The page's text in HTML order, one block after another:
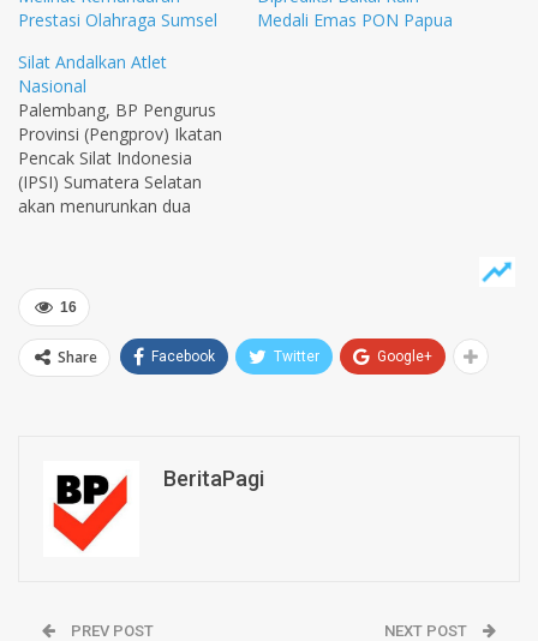
Prestasi Olahraga Sumsel
Medali Emas PON Papua
Silat Andalkan Atlet
Nasional
Palembang, BP Pengurus
Provinsi (Pengprov) Ikatan
Pencak Silat Indonesia
(IPSI) Sumatera Selatan
akan menurunkan dua
12 hingga 20 November
2015. Mereka ditarget lolos
ke Pekan Olahraga
Nasional 2016 di Jawa
16
Share Facebook Twitter Google+
BeritaPagi
PREV POST NEXT POST